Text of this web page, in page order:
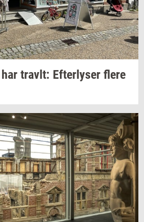
har travlt: Ef­ter­ly­ser flere